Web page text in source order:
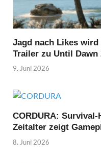
Jagd nach Likes
Trailer zu Until Dawn
9. Juni 2026
CORDURA:
Zeitalter zeigt
8. Juni 2026